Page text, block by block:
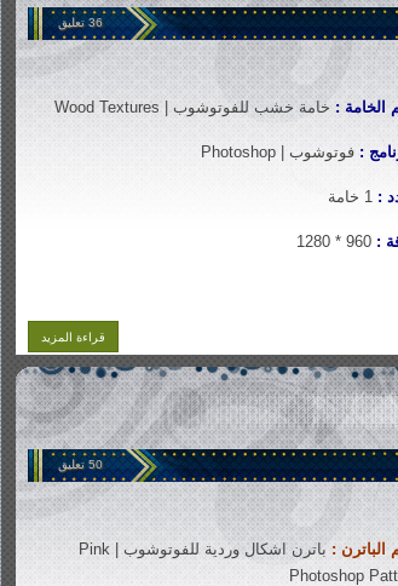
36 تعليق
الخامة : خامة خشب للفوتوشوب | Wood Textures
: فوتوشوب | Photoshop
:
:
قراءة المزيد
50 تعليق
الباترن :
باترن اشكال وردية للفوتوشوب | Pink
Photoshop